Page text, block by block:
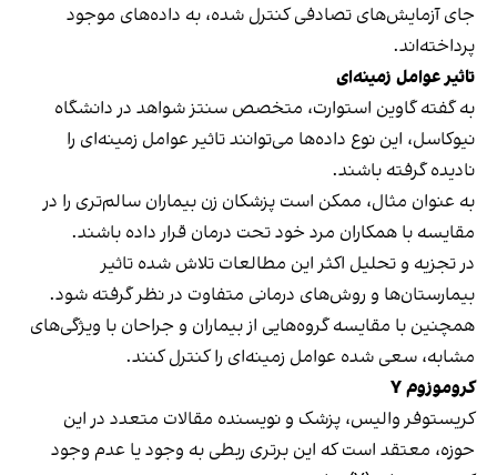
جای آزمایش‌های تصادفی کنترل شده، به داده‌های موجود
پرداخته‌اند.
تاثیر عوامل زمینه‌ای
به گفته گاوین استوارت، متخصص سنتز شواهد در دانشگاه
نیوکاسل، این نوع داده‌ها می‌توانند تاثیر عوامل زمینه‌ای را
نادیده گرفته باشند.
به عنوان مثال، ممکن است پزشکان زن بیماران سالم‌تری را در
مقایسه با همکاران مرد خود تحت درمان قرار داده‌ باشند.
در تجزیه و تحلیل اکثر این مطالعات تلاش شده تاثیر
بیمارستان‌ها و روش‌های درمانی متفاوت در نظر گرفته شود.
همچنین با مقایسه گروه‌هایی از بیماران و جراحان با ویژگی‌های
مشابه، سعی شده عوامل زمینه‌ای را کنترل کنند.
کروموزوم Y
کریستوفر والیس، پزشک و نویسنده مقالات متعدد در این
حوزه، معتقد است که این برتری ربطی به وجود یا عدم وجود